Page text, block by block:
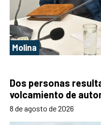
Molina
Dos personas
volcamiento de
8 de agosto de 2026